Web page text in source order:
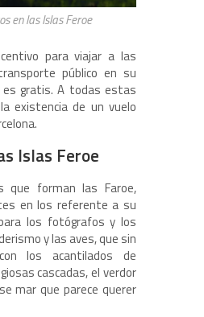
en las Islas Feroe
para viajar a las
público en su
es gratis. A todas estas
existencia de un vuelo
Islas Feroe
que forman las Faroe,
en los referente a su
los fotógrafos y los
y las aves, que sin
los acantilados de
cascadas, el verdor
mar que parece querer